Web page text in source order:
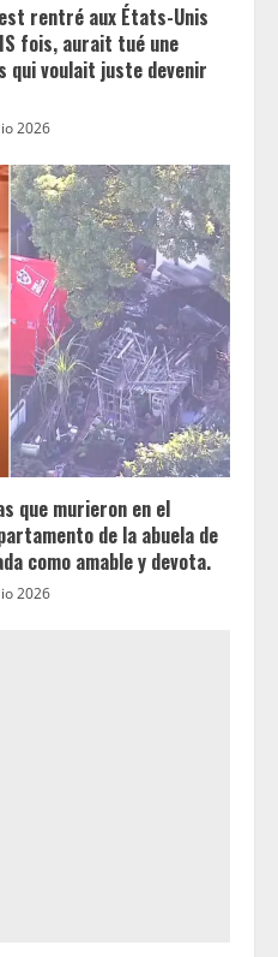
rentré aux États-Unis
fois, aurait tué une
qui voulait juste devenir
2026
que murieron en el
de la abuela de
como amable y devota.
2026